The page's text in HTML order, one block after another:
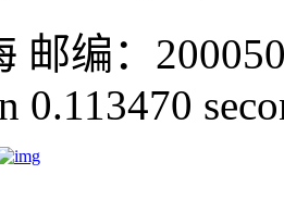
邮编：
0.113470